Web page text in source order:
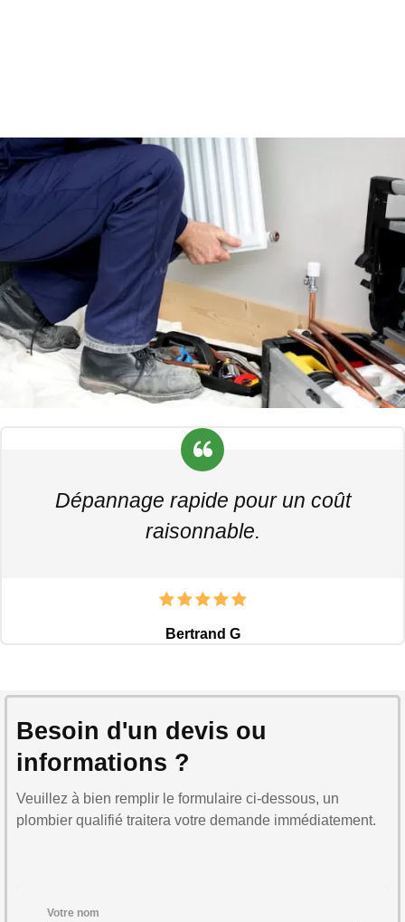
Dépannage rapide pour un coût
raisonnable.
Bertrand G
Besoin d'un devis ou
informations ?
Veuillez à bien remplir le formulaire ci-dessous, un
plombier qualifié traitera votre demande immédiatement.
Votre nom